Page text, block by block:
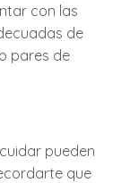
con las
de
pares de
pueden
que